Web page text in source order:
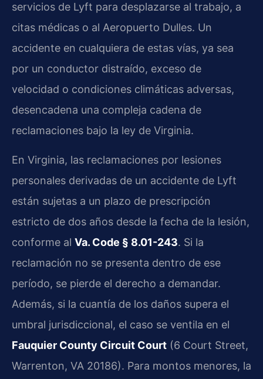
servicios de Lyft para desplazarse al trabajo, a
citas médicas o al Aeropuerto Dulles. Un
accidente en cualquiera de estas vías, ya sea
por un conductor distraído, exceso de
velocidad o condiciones climáticas adversas,
desencadena una compleja cadena de
reclamaciones bajo la ley de Virginia.
En Virginia, las reclamaciones por lesiones
personales derivadas de un accidente de Lyft
están sujetas a un plazo de prescripción
estricto de dos años desde la fecha de la lesión,
conforme al Va. Code § 8.01-243. Si la
reclamación no se presenta dentro de ese
período, se pierde el derecho a demandar.
Además, si la cuantía de los daños supera el
umbral jurisdiccional, el caso se ventila en el
Fauquier County Circuit Court (6 Court Street,
Warrenton, VA 20186). Para montos menores, la